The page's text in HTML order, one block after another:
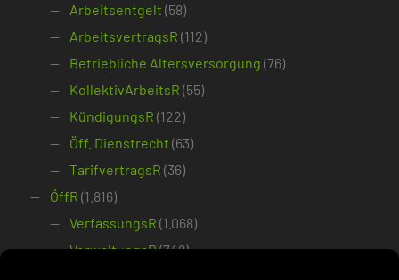
Arbeitsentgelt (58)
ArbeitsvertragsR (112)
Betriebliche Altersversorgung (76)
KollektivArbeitsR (55)
KündigungsR (122)
Öff. Dienstrecht (63)
TarifvertragsR (36)
ÖffR (1.816)
VerfassungsR (1.068)
VerwaltungsR(748)